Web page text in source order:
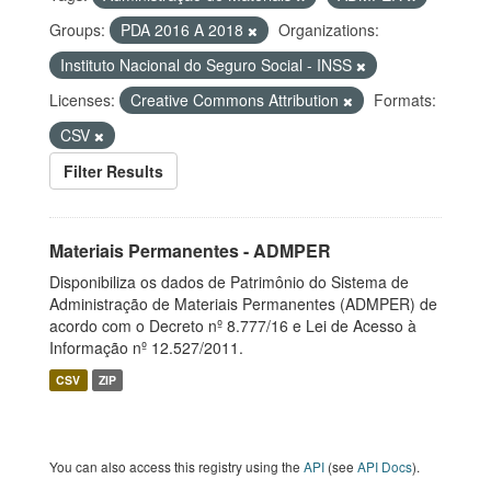
Groups:
PDA 2016 A 2018
Organizations:
Instituto Nacional do Seguro Social - INSS
Licenses:
Creative Commons Attribution
Formats:
CSV
Filter Results
Materiais Permanentes - ADMPER
Disponibiliza os dados de Patrimônio do Sistema de
Administração de Materiais Permanentes (ADMPER) de
acordo com o Decreto nº 8.777/16 e Lei de Acesso à
Informação nº 12.527/2011.
CSV ZIP
You can also access this registry using the API (see API Docs).